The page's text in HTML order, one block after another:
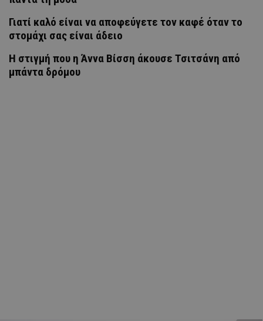
Γιατί καλό είναι να αποφεύγετε τον καφέ όταν το
στομάχι σας είναι άδειο
H στιγμή που η Άννα Βίσση άκουσε Τσιτσάνη από
μπάντα δρόμου